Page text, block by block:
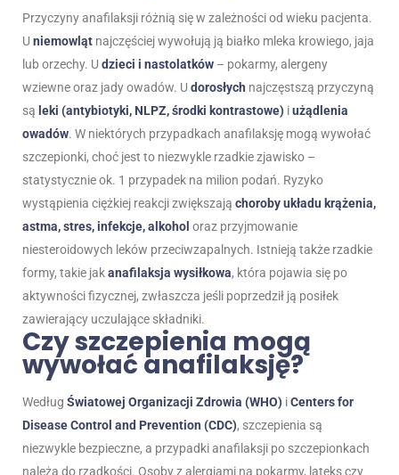
Przyczyny anafilaksji różnią się w zależności od wieku pacjenta.
U niemowląt najczęściej wywołują ją białko mleka krowiego, jaja
lub orzechy. U dzieci i nastolatków – pokarmy, alergeny
wziewne oraz jady owadów. U dorosłych najczęstszą przyczyną
są leki (antybiotyki, NLPZ, środki kontrastowe) iużądlenia
owadów. W niektórych przypadkach anafilaksję mogą wywołać
szczepionki, choć jest to niezwykle rzadkie zjawisko –
statystycznie ok. 1 przypadek na milion podań. Ryzyko
wystąpienia ciężkiej reakcji zwiększają choroby układu krążenia,
astma, stres, infekcje, alkohol oraz przyjmowanie
niesteroidowych leków przeciwzapalnych. Istnieją także rzadkie
formy, takie jakanafilaksja wysiłkowa, która pojawia się po
aktywności fizycznej, zwłaszcza jeśli poprzedził ją posiłek
zawierający uczulające składniki.
Czy szczepienia mogą
wywołać anafilaksję?
Według Światowej Organizacji Zdrowia (WHO) iCenters for
Disease Control and Prevention (CDC), szczepienia są
niezwykle bezpieczne, a przypadki anafilaksji po szczepionkach
należą do rzadkości. Osoby z alergiami na pokarmy, lateks czy